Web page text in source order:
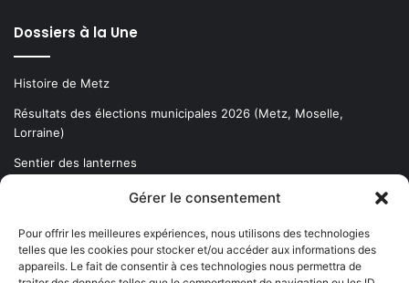
Gérer le consentement
Pour offrir les meilleures expériences, nous utilisons des technologies
telles que les cookies pour stocker et/ou accéder aux informations des
appareils. Le fait de consentir à ces technologies nous permettra de
Dossiers à la Une
Histoire de Metz
Résultats des élections municipales 2026 (Metz, Moselle,
Lorraine)
Sentier des lanternes
Newsletter gratuite